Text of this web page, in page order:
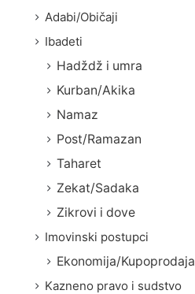
Adabi/Običaji
Ibadeti
Hadždž i umra
Kurban/Akika
Namaz
Post/Ramazan
Taharet
Zekat/Sadaka
Zikrovi i dove
Imovinski postupci
Ekonomija/Kupoprodaja
Kazneno pravo i sudstvo